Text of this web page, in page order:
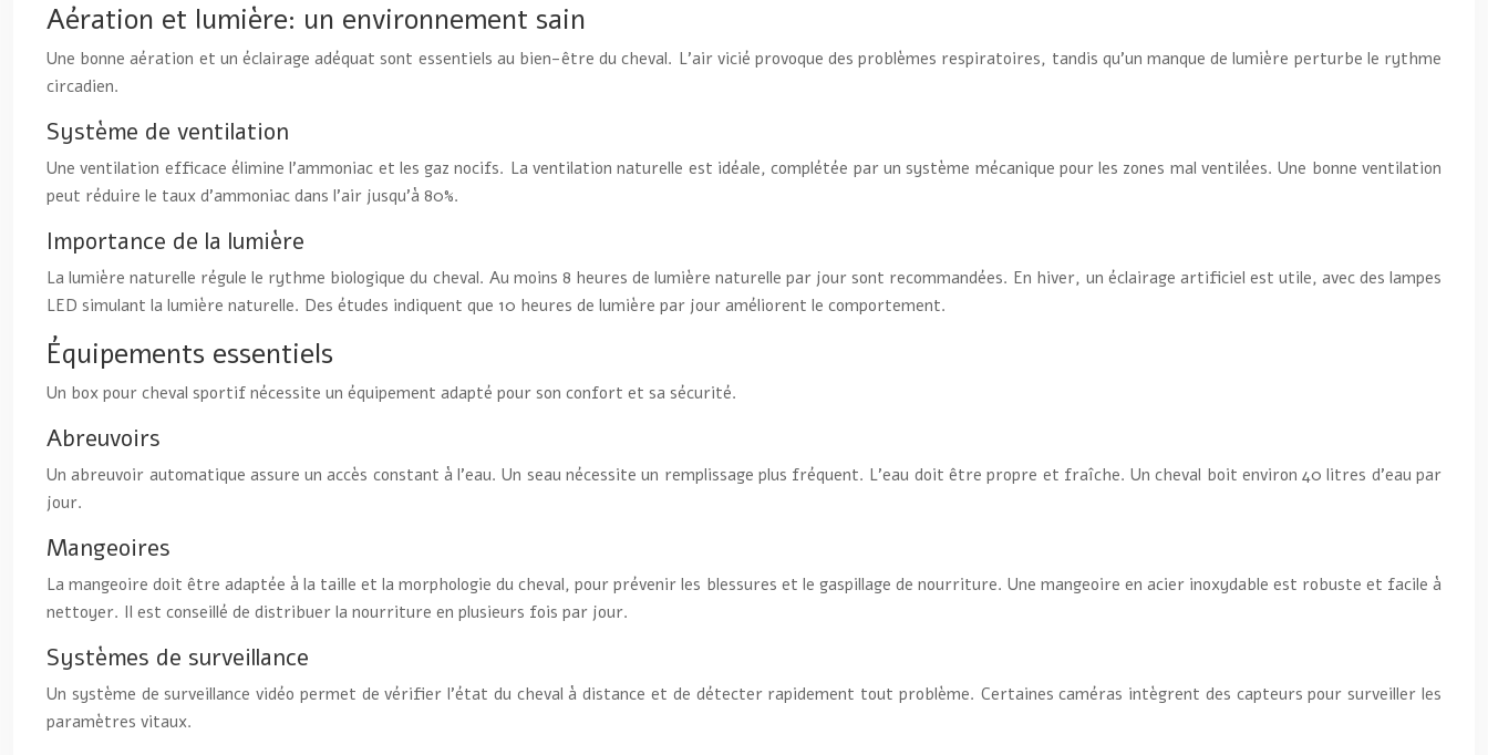
Aération et lumière: un environnement sain
Une bonne aération et un éclairage adéquat sont essentiels au bien-être du cheval. L’air vicié provoque des problèmes respiratoires, tandis qu’un manque de lumière perturbe le rythme
circadien.
Système de ventilation
Une ventilation efficace élimine l’ammoniac et les gaz nocifs. La ventilation naturelle est idéale, complétée par un système mécanique pour les zones mal ventilées. Une bonne ventilation
peut réduire le taux d’ammoniac dans l’air jusqu’à 80%.
Importance de la lumière
La lumière naturelle régule le rythme biologique du cheval. Au moins 8 heures de lumière naturelle par jour sont recommandées. En hiver, un éclairage artificiel est utile, avec des lampes
LED simulant la lumière naturelle. Des études indiquent que 10 heures de lumière par jour améliorent le comportement.
Équipements essentiels
Un box pour cheval sportif nécessite un équipement adapté pour son confort et sa sécurité.
Abreuvoirs
Un abreuvoir automatique assure un accès constant à l’eau. Un seau nécessite un remplissage plus fréquent. L’eau doit être propre et fraîche. Un cheval boit environ 40 litres d’eau par
jour.
Mangeoires
La mangeoire doit être adaptée à la taille et la morphologie du cheval, pour prévenir les blessures et le gaspillage de nourriture. Une mangeoire en acier inoxydable est robuste et facile à
nettoyer. Il est conseillé de distribuer la nourriture en plusieurs fois par jour.
Systèmes de surveillance
Un système de surveillance vidéo permet de vérifier l’état du cheval à distance et de détecter rapidement tout problème. Certaines caméras intègrent des capteurs pour surveiller les
paramètres vitaux.